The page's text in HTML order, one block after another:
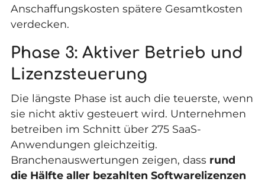
Anschaffungskosten spätere Gesamtkosten
verdecken.
Phase 3: Aktiver Betrieb und
Lizenzsteuerung
Die längste Phase ist auch die teuerste, wenn
sie nicht aktiv gesteuert wird. Unternehmen
betreiben im Schnitt über 275 SaaS-
Anwendungen gleichzeitig.
Branchenauswertungen zeigen, dass rund
die Hälfte aller bezahlten Softwarelizenzen